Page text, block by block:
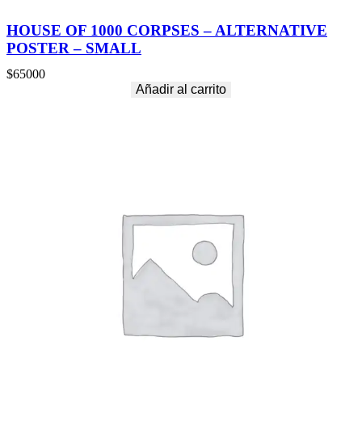
HOUSE OF 1000 CORPSES – ALTERNATIVE
POSTER – SMALL
$65000
Añadir al carrito